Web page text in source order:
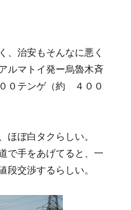
、治安もそんなに悪く
ルマトイ発ー烏魯木斉
０テンゲ（約 ４００
ほぼ白タクらしい。
で手をあげてると、一
段交渉するらしい。